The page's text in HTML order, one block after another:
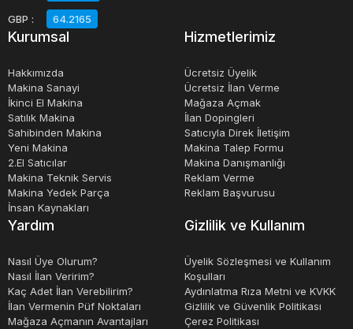
GBP : 64.2165
Kurumsal
Hakkımızda
Makina Sanayi
İkinci El Makina
Satılık Makina
Sahibinden Makina
Yeni Makina
2.El Satıcılar
Makina Teknik Servis
Makina Yedek Parça
İnsan Kaynakları
Hizmetlerimiz
Ücretsiz Üyelik
Ücretsiz İlan Verme
Mağaza Açmak
İlan Dopingleri
Satıcıyla Direk İletişim
Makina Talep Formu
Makina Danışmanlığı
Reklam Verme
Reklam Başvurusu
Yardım
Nasıl Üye Olurum?
Nasıl İlan Veririm?
Kaç Adet İlan Verebilirim?
İlan Vermenin Püf Noktaları
Mağaza Açmanın Avantajları
Gizlilik ve Kullanım
Üyelik Sözleşmesi ve Kullanım
Koşulları
Aydınlatma Rıza Metni ve KVKK
Gizlilik ve Güvenlik Politikası
Çerez Politikası